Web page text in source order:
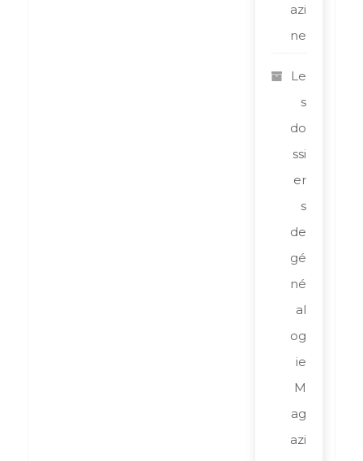
azi
ne
Le
s
do
ssi
er
s
de
gé
né
al
og
ie
M
ag
azi